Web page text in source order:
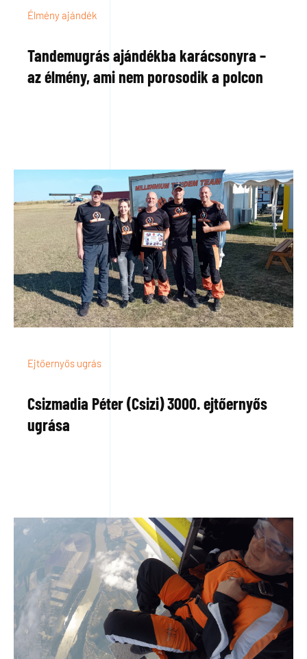
Élmény ajándék
Tandemugrás ajándékba karácsonyra –
az élmény, ami nem porosodik a polcon
Ejtőernyős ugrás
Csizmadia Péter (Csizi) 3000. ejtőernyős
ugrása